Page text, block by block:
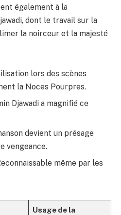
également à la
dont le travail sur la
la noirceur et la majesté
lors des scènes
la Noces Pourpres.
Djawadi a magnifié ce
devient un présage
vengeance.
même par les
Usage de la